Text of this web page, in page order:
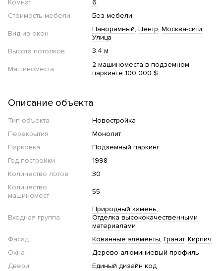
Комнат
6
Стоимость мебели
Без мебели
Вид из окон Панорамный Центр Москва-сити
Улица
Высота потолков
3.4 м
Машиноместа
2 машиноместа в подземном
паркинге 100 000 $
Описание объекта
Тип объекта
Новостройка
Перекрытия
Монолит
Парковка
Подземный паркинг
Год постройки
1998
Количество лотов
30
Количество
машиномест
55
Входная группа
Природный камень
Отделка высококачественными
материалами
Фасад
Кованные элементы Гранит Кирпич
Окна
Дерево-алюминиевый профиль
Двери
Единый дизайн код